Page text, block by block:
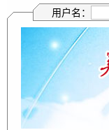
用户名：